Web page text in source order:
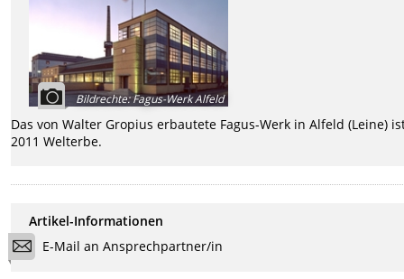
Bildrechte:Fagus-Werk Alfeld
Das von Walter Gropius erbautete Fagus-Werk in Alfeld (Leine)
2011 Welterbe.
Artikel-Informationen
E-Mail an Ansprechpartner/in